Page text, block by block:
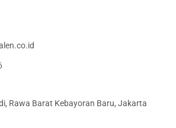
Rawa Barat Kebayoran Baru, Jakarta